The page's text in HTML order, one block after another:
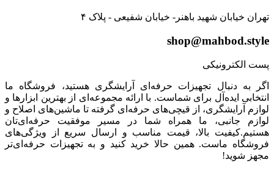
تهران خیابان شهید باهنر- خیابان شفیعی - پلاک ۴
shop@mahbod.style
پست الکترونیکی
اگر به دنبال تجهیزات حرفه‌ای آرایشگری هستید، فروشگاه ما
انتخابی ایده‌آل برای شماست. با ارائه مجموعه‌ای از بهترین ابزارها و
لوازم آرایشگری، از قیچی‌های حرفه‌ای گرفته تا ماشین‌های اصلاح و
لوازم جانبی، ما همراه شما در مسیر موفقیت حرفه‌ای‌تان
هستیم.کیفیت بالا، قیمت مناسب و ارسال سریع از ویژگی‌های
فروشگاه ماست. همین حالا خرید کنید و به تجهیزات حرفه‌ای‌تر
مجهز شوید!